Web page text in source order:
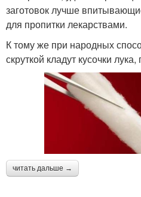
заготовок лучше
для пропитки лекарствами.
К тому же при народных
скруткой кладут кусочки
читать дальше →